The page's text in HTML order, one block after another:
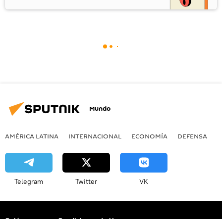
Mundo
AMÉRICA LATINA INTERNACIONAL ECONOMÍA DEFENSA
Telegram Twitter VK